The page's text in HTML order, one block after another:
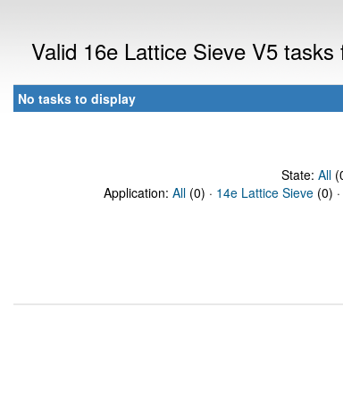
Valid 16e Lattice Sieve V5
No tasks to display
State: All
Application: All (0) · 14e Lattice Sieve (0) ·